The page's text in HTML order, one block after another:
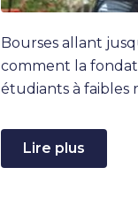
Bourses allant
comment la
étudiants à faibles
Lire plus